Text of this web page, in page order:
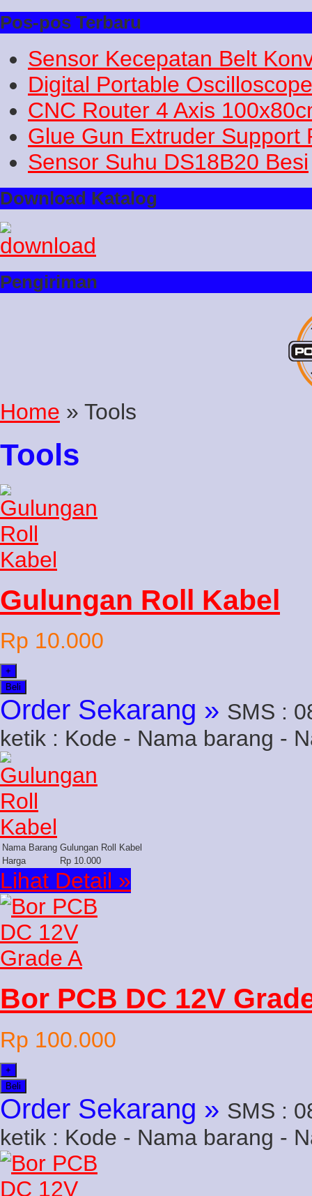
Pos-pos Terbaru
Sensor Kecepatan Belt
Digital Portable
CNC Router 4 Axis
Glue Gun Extruder Support
Sensor Suhu DS18B20 Besi
Download Katalog
Pengiriman
Home » Tools
Tools
Gulungan Roll Kabel
Rp 10.000
+
Beli
Order Sekarang » SMS :
ketik : Kode - Nama barang -
Nama Barang Gulungan Roll Kabel
Harga
Rp 10.000
Lihat Detail »
Bor PCB DC 12V
Rp 100.000
+
Beli
Order Sekarang » SMS :
ketik : Kode - Nama barang -